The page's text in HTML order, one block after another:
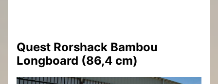
Quest Rorshack Bambou
Longboard (86,4 cm)